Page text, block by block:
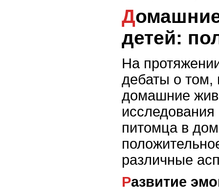
Домашние животные для
детей:
На
дебаты о
домашние
питомца в
различные
Развитие